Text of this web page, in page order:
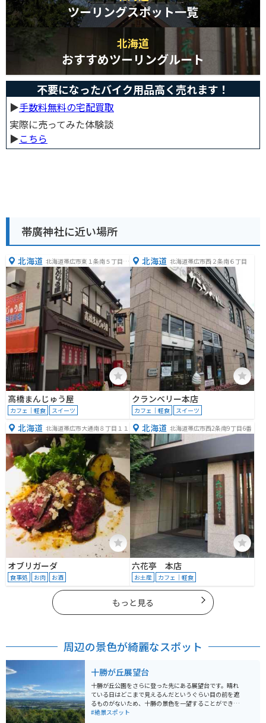
ツーリングスポット一覧
北海道
おすすめツーリングルート
不要になったバイク用品高く売れます！
▶︎手数料無料の宅配買取
実際に売ってみた体験談
▶︎こちら
帯廣神社に近い場所
北海道 北海道帯広市東１条南５丁目１
９−４
高橋まんじゅう屋
カフェ｜軽食 スイーツ
北海道 北海道帯広市西２条南６丁目
クランベリー本店
カフェ｜軽食 スイーツ
北海道 北海道帯広市大通南８丁目１１
オブリガーダ
食事処 お肉 お酒
北海道 北海道帯広市西2条南9丁目6番
六花亭 本店
お土産 カフェ｜軽食
もっと見る
周辺の景色が綺麗なスポット
十勝が丘展望台
十勝が丘公園をさらに登った先にある展望台です。晴れ
ている日はどこまで見えるんだというぐらい目の前を遮
るものがないため、十勝の景色を一望することができま
す。遠くに日高山脈が見えることもあり、十勝地方屈指
#絶景スポット